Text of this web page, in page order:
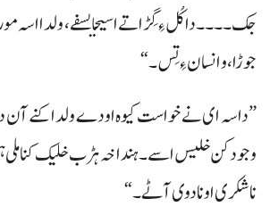
جک۔۔۔۔ دا کُل ءِ گِڑا تے اسیجا بسفے، ولدا اسہ
جوڑا، و انسان ءِ تِس۔“
”داسہ ای نے خواست کیوہ اودے ولدا کنے آن در،
وجود کن خلیس اسے۔ ہنداخہ ہڑب خلیک کنا
نا شکری اونا دوی آٹے۔“